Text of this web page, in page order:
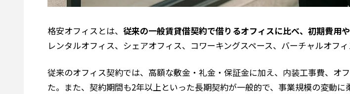
格安オフィスとは、 従来の一般賃貸借契約で借りるオフィスに比べ、初期費用
レンタルオフィス、シェアオフィス、コワーキングスペース、バーチャルオフィ
従来のオフィス契約では、高額な敷金・礼金・保証金に加え、内装工事費、オ
た。また、契約期間も2年以上といった長期契約が一般的で、事業規模の変動に